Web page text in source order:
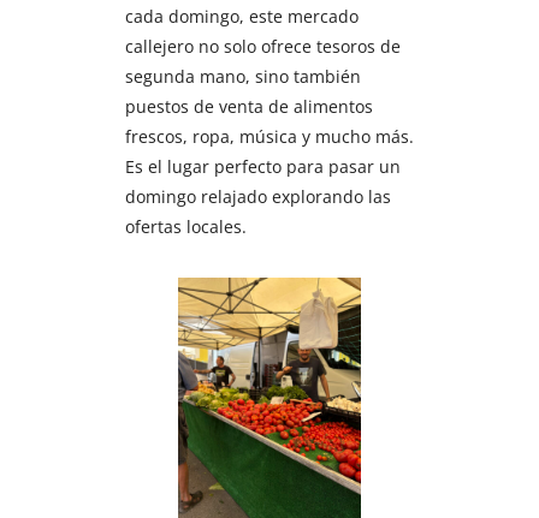
cada domingo, este mercado
callejero no solo ofrece tesoros de
segunda mano, sino también
puestos de venta de alimentos
frescos, ropa, música y mucho más.
Es el lugar perfecto para pasar un
domingo relajado explorando las
ofertas locales.